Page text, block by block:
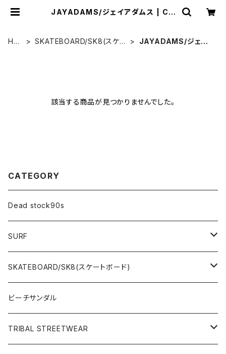
JAYADAMS/ジェイアダムス | CC
HO
SKATEBOARD/SK8(スケー
JAYADAMS/ジェイ
該当する商品が見つかりませんでした。
CATEGORY
Dead stock90s
SURF
WetSuits(ウェットスーツ )
Surf Board(サーフボード )
OTHERS(サーフ小物)
SKATEBOARD/SK8(スケートボード)
CLOTHING(アパレル)
DECK(デッキ)
ビーチサンダル
TRIBAL STREETWEAR